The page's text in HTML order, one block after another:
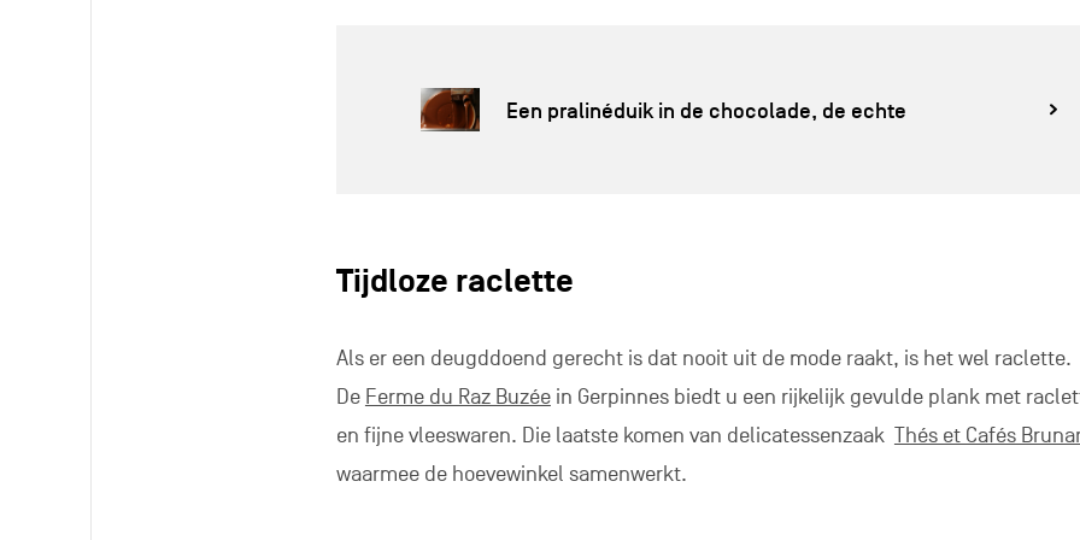
Een pralinéduik in de chocolade, de echte
Tijdloze raclette
Als er een deugddoend gerecht is dat nooit uit de mode raakt, is het wel raclette.
De Ferme du Raz Buzéein Gerpinnes biedt u een rijkelijk gevulde plank met
en fijne vleeswaren. Die laatste komen van delicatessenzaak Thés et Cafés
waarmee de hoevewinkel samenwerkt.